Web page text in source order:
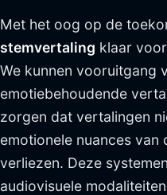
Met het oog op de
stemvertaling klaar
We kunnen vooruitgang
emotiebehoudende
zorgen dat vertalingen
emotionele nuances
verliezen. Deze
audiovisuele